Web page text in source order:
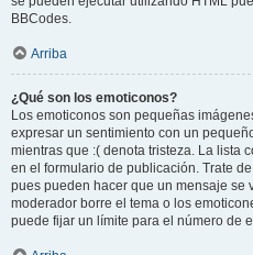
BBCodes.
Arriba
¿Qué son los emoticonos?
Los emoticonos son pequeñas
expresar un sentimiento con un
mientras que :( denota tristeza. La lista
en el formulario de publicación. Trate
pues pueden hacer que un mensaje se
moderador borre el tema o los
puede fijar un límite para el número de